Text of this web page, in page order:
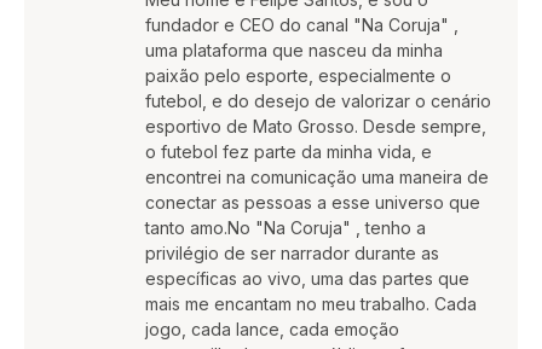
fundador e CEO do canal "Na Coruja" ,
uma plataforma que nasceu da minha
paixão pelo esporte, especialmente o
futebol, e do desejo de valorizar o cenário
esportivo de Mato Grosso. Desde sempre,
o futebol fez parte da minha vida, e
encontrei na comunicação uma maneira de
conectar as pessoas a esse universo que
tanto amo.No "Na Coruja" , tenho a
privilégio de ser narrador durante as
específicas ao vivo, uma das partes que
mais me encantam no meu trabalho. Cada
jogo, cada lance, cada emoção